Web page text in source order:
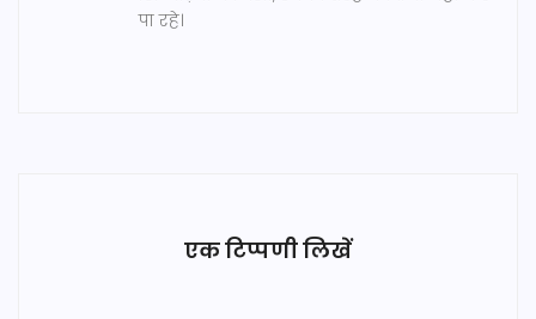
पा रहे।
एक टिप्पणी लिखें